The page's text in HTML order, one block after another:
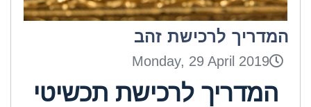
המדריך לרכישת זהב
Monday, 29 April 2019
המדריך לרכישת תכשיטי